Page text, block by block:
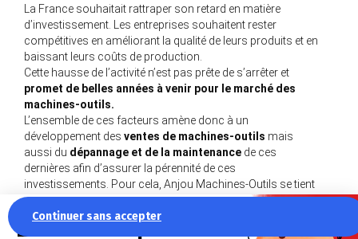
Continuer sans accepter
La recette pour une
La France souhaitait rattraper son retard en matière
d’investissement. Les entreprises souhaitent rester
compétitives en améliorant la qualité de leurs produits et en
baissant leurs coûts de production.
Cette hausse de l’activité n’est pas prête de s’arrêter et
promet de belles années à venir pour le marché des
machines-outils.
L’ensemble de ces facteurs amène donc à un
développement des ventes de machines-outils mais
aussi du dépannage et de la maintenance de ces
dernières afin d’assurer la pérennité de ces
investissements. Pour cela, Anjou Machines-Outils se tient
à votre disposition pour :